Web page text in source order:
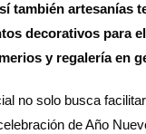
también artesanías
decorativos para
y regalería en
no solo busca
de Año